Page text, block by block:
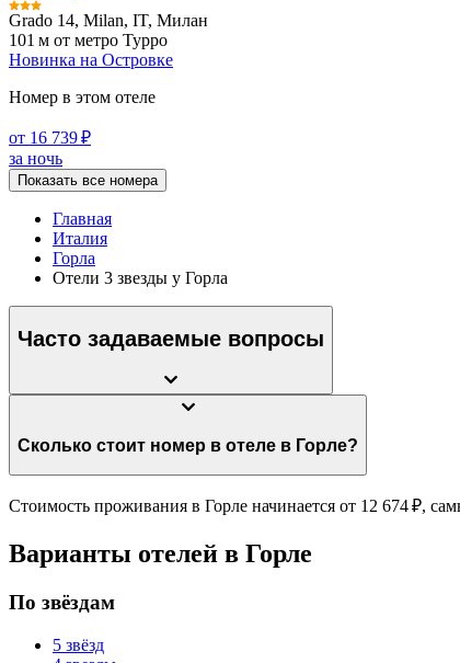
Grado 14, Milan, IT, Милан
101 м от метро Турро
Новинка на Островке
Номер в этом отеле
от 16 739 ₽
за ночь
Показать все номера
Главная
Италия
Горла
Отели 3 звезды у Горла
Часто задаваемые вопросы
Сколько стоит номер в отеле в Горле?
Стоимость проживания в Горле начинается от 12 674 ₽,
Варианты отелей в Горле
По звёздам
5 звёзд